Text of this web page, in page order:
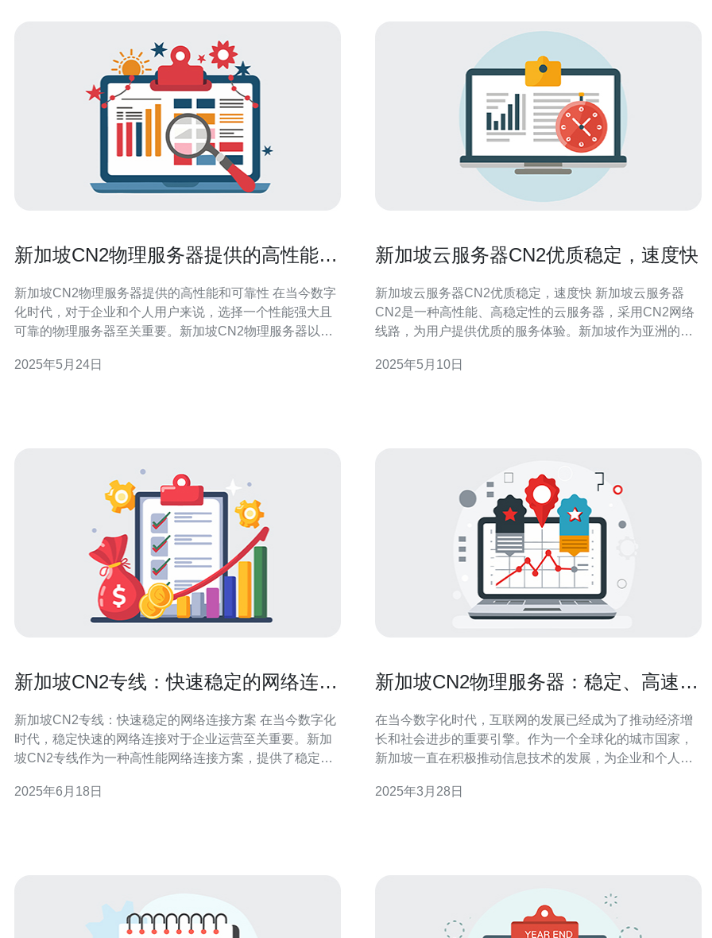
新加坡CN2物理服务器提供的高性能和
新加坡CN2物理服务器提供的高性能和可靠性 在当今数字
化时代，对于企业和个人用户来说，选择一个性能强大且
可靠的物理服务器至关重要。新加坡CN2物理服务器以其
先进的硬件设备和技术，能够提供卓越的性能。其处理
2025年5月24日
新加坡云服务器CN2优质稳定，速度快
新加坡云服务器CN2优质稳定，速度快 新加坡云服务器
CN2是一种高性能、高稳定性的云服务器，采用CN2网络
线路，为用户提供优质的服务体验。新加坡作为亚洲的金
CN2具有快速的网络连接速度和稳定的网络环境。 新加坡
2025年5月10日
新加坡CN2专线：快速稳定的网络连接
新加坡CN2专线：快速稳定的网络连接方案 在当今数字化
时代，稳定快速的网络连接对于企业运营至关重要。新加
坡CN2专线作为一种高性能网络连接方案，提供了稳定、
验。 CN2专线是指基于中国电信的网络架构，具有更高的
2025年6月18日
新加坡CN2物理服务器：稳定、高速、
在当今数字化时代，互联网的发展已经成为了推动经济增
长和社会进步的重要引擎。作为一个全球化的城市国家，
新加坡一直在积极推动信息技术的发展，为企业和个人提
的一项重要举措，它以其稳定性、高速性和可靠性而备受
2025年3月28日